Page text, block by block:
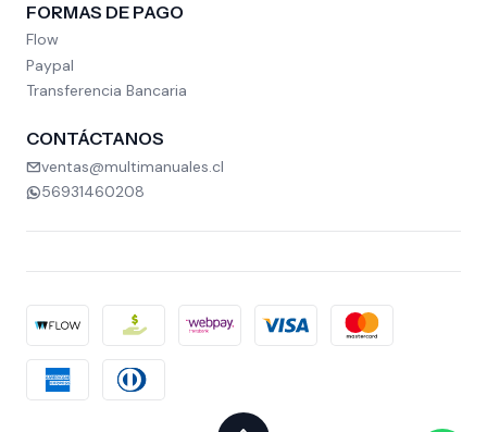
FORMAS DE PAGO
Flow
Paypal
Transferencia Bancaria
CONTÁCTANOS
ventas@multimanuales.cl
56931460208